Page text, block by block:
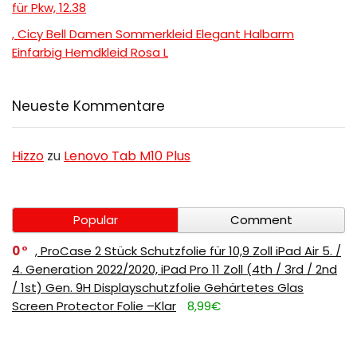
für Pkw, 12.38
, Cicy Bell Damen Sommerkleid Elegant Halbarm
Einfarbig Hemdkleid Rosa L
Neueste Kommentare
Hizzo zu Lenovo Tab M10 Plus
Popular
Comment
0
, ProCase 2 Stück Schutzfolie für 10,9 Zoll iPad Air 5. /
4. Generation 2022/2020, iPad Pro 11 Zoll (4th / 3rd / 2nd
/ 1st) Gen. 9H Displayschutzfolie Gehärtetes Glas
Screen Protector Folie –Klar
8,99€